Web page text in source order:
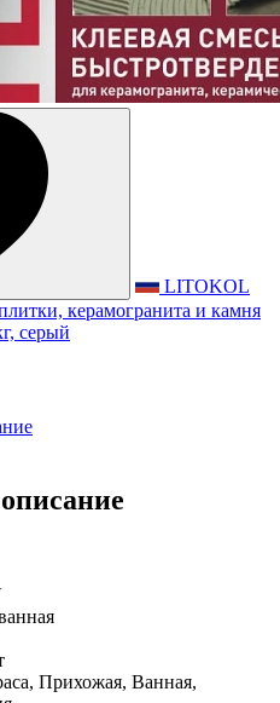
LITOKOL
керамогранита и камня
серый
Прихожая, Ванная,